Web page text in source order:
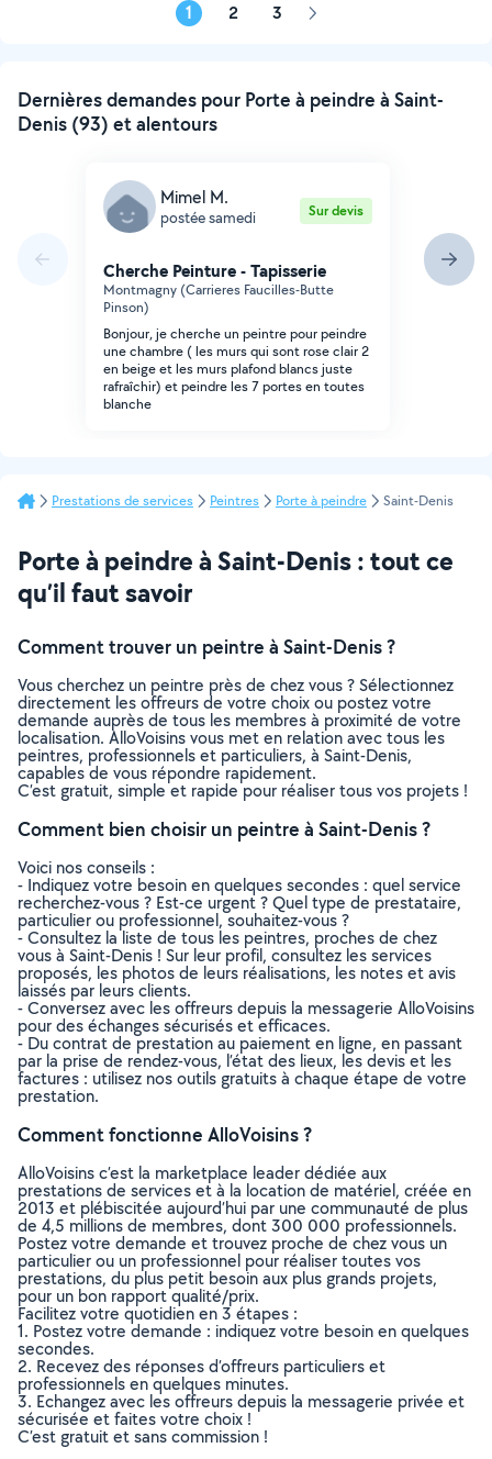
1 2 3 Page
Dernières demandes pour Porte à peindre à Saint-
Denis (93) et alentours
Mimel M.
postée samedi Sur devis
Cherche Peinture - Tapisserie
Montmagny (Carrieres Faucilles-Butte
Pinson)
Bonjour, je cherche un peintre pour peindre
une chambre ( les murs qui sont rose clair 2
en beige et les murs plafond blancs juste
rafraîchir) et peindre les 7 portes en toutes
blanche
Prestations de services Peintres Porte à peindre Saint-Denis
Porte à peindre à Saint-Denis : tout ce
qu’il faut savoir
Comment trouver un peintre à Saint-Denis ?
Vous cherchez un peintre près de chez vous ? Sélectionnez
directement les offreurs de votre choix ou postez votre
demande auprès de tous les membres à proximité de votre
localisation. AlloVoisins vous met en relation avec tous les
peintres, professionnels et particuliers, à Saint-Denis,
capables de vous répondre rapidement.
C’est gratuit, simple et rapide pour réaliser tous vos projets !
Comment bien choisir un peintre à Saint-Denis ?
Voici nos conseils :
- Indiquez votre besoin en quelques secondes : quel service
recherchez-vous ? Est-ce urgent ? Quel type de prestataire,
particulier ou professionnel, souhaitez-vous ?
- Consultez la liste de tous les peintres, proches de chez
vous à Saint-Denis ! Sur leur profil, consultez les services
proposés, les photos de leurs réalisations, les notes et avis
laissés par leurs clients.
- Conversez avec les offreurs depuis la messagerie AlloVoisins
pour des échanges sécurisés et efficaces.
- Du contrat de prestation au paiement en ligne, en passant
par la prise de rendez-vous, l’état des lieux, les devis et les
factures : utilisez nos outils gratuits à chaque étape de votre
prestation.
Comment fonctionne AlloVoisins ?
AlloVoisins c’est la marketplace leader dédiée aux
prestations de services et à la location de matériel, créée en
2013 et plébiscitée aujourd’hui par une communauté de plus
de 4,5 millions de membres, dont 300 000 professionnels.
Postez votre demande et trouvez proche de chez vous un
particulier ou un professionnel pour réaliser toutes vos
prestations, du plus petit besoin aux plus grands projets,
pour un bon rapport qualité/prix.
Facilitez votre quotidien en 3 étapes :
1. Postez votre demande : indiquez votre besoin en quelques
secondes.
2. Recevez des réponses d’offreurs particuliers et
professionnels en quelques minutes.
3. Echangez avec les offreurs depuis la messagerie privée et
sécurisée et faites votre choix !
C’est gratuit et sans commission !